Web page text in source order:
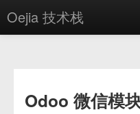
Oejia 技术栈
方案Odoo 微信模